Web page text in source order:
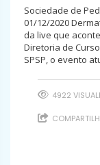
Sociedade de
01/12/2020
da live que
Diretoria de
SPSP, o evento
4922